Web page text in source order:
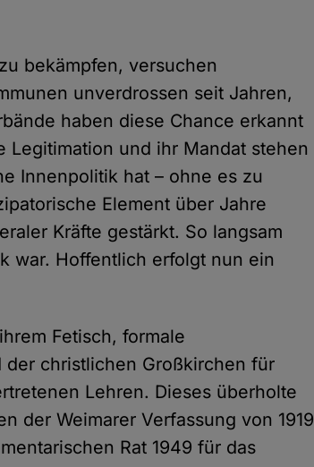
bekämpfen, versuchen
unverdrossen seit Jahren,
haben diese Chance erkannt
Legitimation und ihr Mandat stehen
Innenpolitik hat – ohne es zu
Element über Jahre
Kräfte gestärkt. So langsam
war. Hoffentlich erfolgt nun ein
Fetisch, formale
der christlichen Großkirchen für
Lehren. Dieses überholte
der Weimarer Verfassung von 1919
Rat 1949 für das